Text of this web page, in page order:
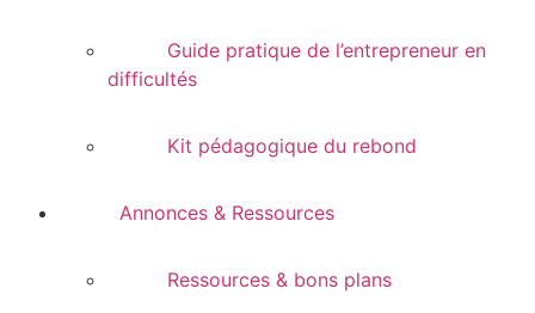
Guide pratique de l’entrepreneur en
difficultés
Kit pédagogique du rebond
Annonces & Ressources
Ressources & bons plans